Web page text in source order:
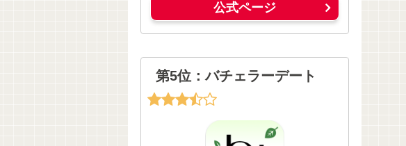
公式ページ
第5位：バチェラーデート